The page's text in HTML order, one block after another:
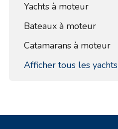
Yachts à moteur
Bateaux à moteur
Catamarans à moteur
Afficher tous les yachts